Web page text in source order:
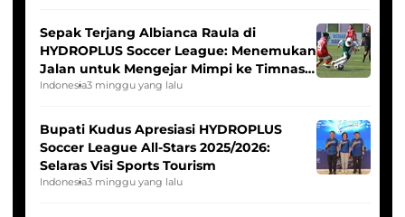
Sepak Terjang Albianca Raula di
HYDROPLUS Soccer League: Menemukan
Jalan untuk Mengejar Mimpi ke Timnas
Indonesia Putri
Indonesia3 minggu yang lalu
Bupati Kudus Apresiasi HYDROPLUS
Soccer League All-Stars 2025/2026:
Selaras Visi Sports Tourism
Indonesia3 minggu yang lalu